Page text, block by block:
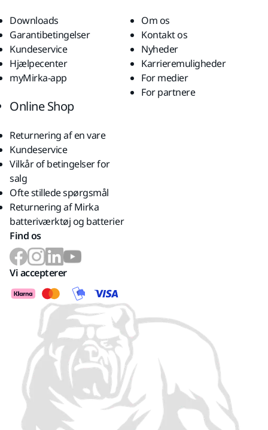
Downloads
Garantibetingelser
Kundeservice
Hjælpecenter
myMirka-app
Om os
Kontakt os
Nyheder
Karrieremuligheder
For medier
For partnere
Online Shop
Returnering af en vare
Kundeservice
Vilkår of betingelser for
salg
Ofte stillede spørgsmål
Returnering af Mirka
batteriværktøj og batterier
Find os
Vi accepterer